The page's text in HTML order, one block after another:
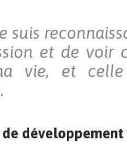
suis
et de voir
vie, et
développement